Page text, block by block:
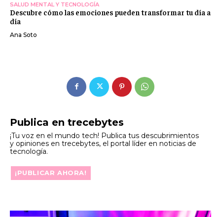
Publica en trecebytes
¡Tu voz en el mundo tech! Publica tus descubrimientos
y opiniones en trecebytes, el portal líder en noticias de
tecnología.
¡PUBLICAR AHORA!
SALUD MENTAL Y TECNOLOGÍA
Descubre cómo las emociones pueden transformar tu día a
día
Ana Soto